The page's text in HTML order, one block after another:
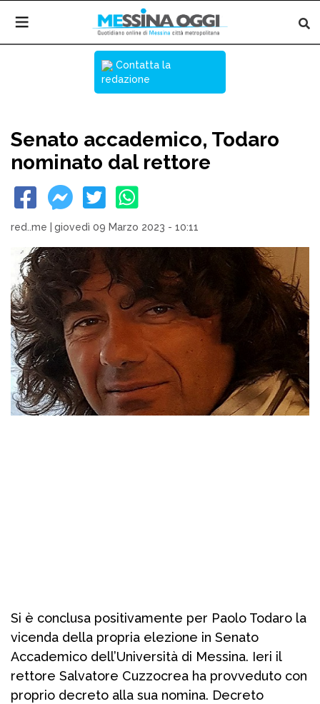
Contatta la
redazione
Senato accademico, Todaro
nominato dal rettore
red..me giovedì 09 Marzo 2023 - 10:11
Si è conclusa positivamente per Paolo Todaro la
vicenda della propria elezione in Senato
Accademico dell’Università di Messina. Ieri il
rettore Salvatore Cuzzocrea ha provveduto con
proprio decreto alla sua nomina. Decreto